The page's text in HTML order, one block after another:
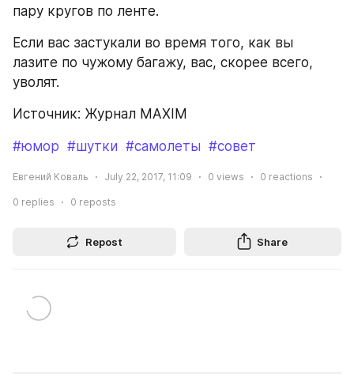
пару кругов по ленте.
Если вас застукали во время того, как вы
лазите по чужому багажу, вас, скорее всего,
уволят.
Источник: Журнал MAXIM
#юмор #шутки #самолеты #совет
Евгений Коваль July 22, 2017, 11:09 0 views 0 reactions
0 replies 0 reposts
Repost Share